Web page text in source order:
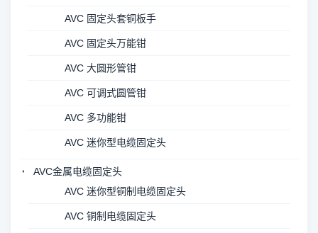
AVC 固定头套铜板手
AVC 固定头万能钳
AVC 大圆形管钳
AVC 可调式圆管钳
AVC 多功能钳
AVC 迷你型电缆固定头
AVC金属电缆固定头
AVC 迷你型铜制电缆固定头
AVC 铜制电缆固定头